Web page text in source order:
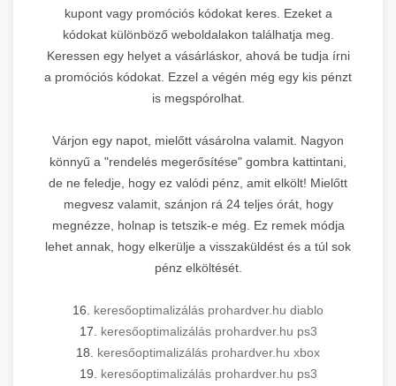
kupont vagy promóciós kódokat keres. Ezeket a
kódokat különböző weboldalakon találhatja meg.
Keressen egy helyet a vásárláskor, ahová be tudja írni
a promóciós kódokat. Ezzel a végén még egy kis pénzt
is megspórolhat.
Várjon egy napot, mielőtt vásárolna valamit. Nagyon
könnyű a "rendelés megerősítése" gombra kattintani,
de ne feledje, hogy ez valódi pénz, amit elkölt! Mielőtt
megvesz valamit, szánjon rá 24 teljes órát, hogy
megnézze, holnap is tetszik-e még. Ez remek módja
lehet annak, hogy elkerülje a visszaküldést és a túl sok
pénz elköltését.
16. keresőoptimalizálás prohardver.hu diablo
17. keresőoptimalizálás prohardver.hu ps3
18. keresőoptimalizálás prohardver.hu xbox
19. keresőoptimalizálás prohardver.hu ps3